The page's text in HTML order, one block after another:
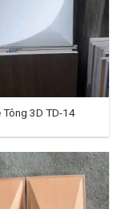
Tông 3D TD-14